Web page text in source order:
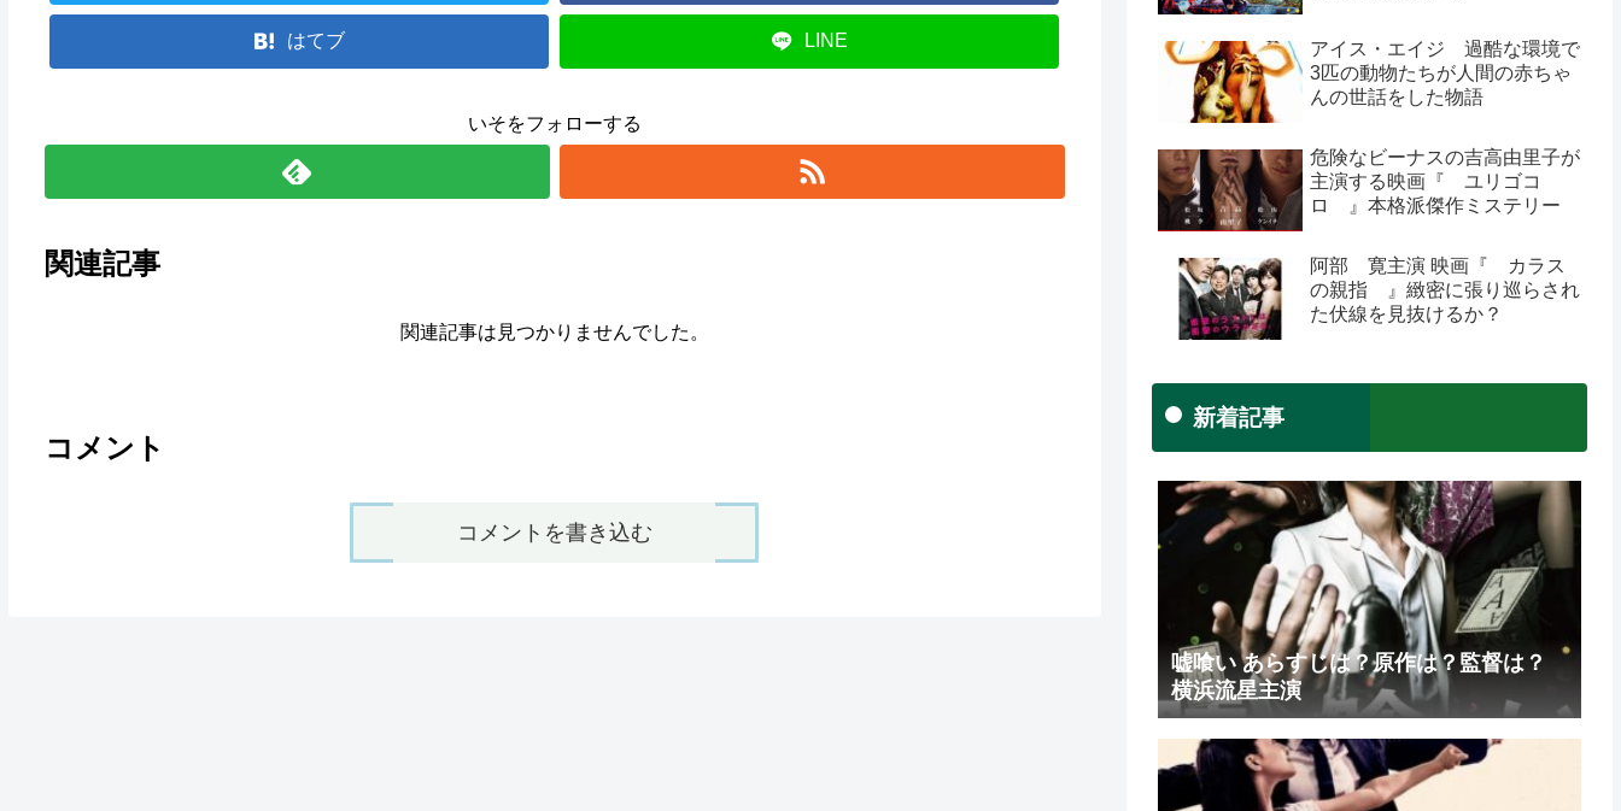
はてブ LINE
いそをフォローする
関連記事
関連記事は見つかりませんでした。
コメント
コメントを書き込む
アイス・エイジ 過酷な環境で
3匹の動物たちが人間の赤ちゃ
んの世話をした物語
危険なビーナスの吉高由里子が
主演する映画『 ユリゴコ
ロ 』本格派傑作ミステリー
阿部 寛主演 映画『 カラス
の親指 』緻密に張り巡らされ
た伏線を見抜けるか？
新着記事
嘘喰い あらすじは？原作は？監督は？
横浜流星主演